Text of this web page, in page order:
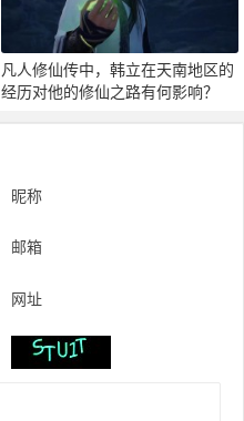
凡人修仙传中，韩立在天南地区的
经历对他的修仙之路有何影响？
昵称
邮箱
网址